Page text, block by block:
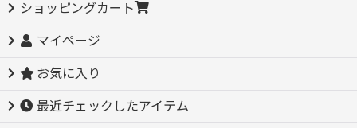
ショッピングカート
マイページ
お気に入り
最近チェックしたアイテム